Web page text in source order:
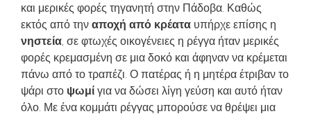
και μερικές φορές τηγανητή στην Πάδοβα. Καθώς
εκτός από τηναποχή από κρέατα υπήρχε επίσης η
νηστεία, σε φτωχές οικογένειες η ρέγγα ήταν μερικές
φορές κρεμασμένη σε μια δοκό και άφηναν να κρέμεται
πάνω από το τραπέζι. Ο πατέρας ή η μητέρα έτριβαν το
ψάρι στο ψωμίγια να δώσει λίγη γεύση και αυτό ήταν
όλο. Με ένα κομμάτι ρέγγας μπορούσε να θρέψει μια